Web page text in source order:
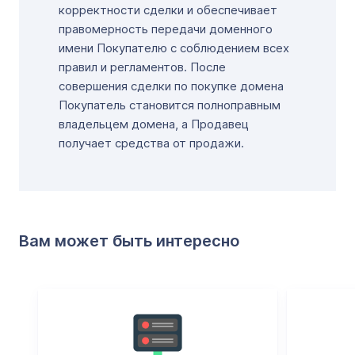
корректности сделки и обеспечивает
правомерность передачи доменного
имени Покупателю с соблюдением всех
правил и регламентов. После
совершения сделки по покупке домена
Покупатель становится полноправным
владельцем домена, а Продавец
получает средства от продажи.
Вам может быть интересно